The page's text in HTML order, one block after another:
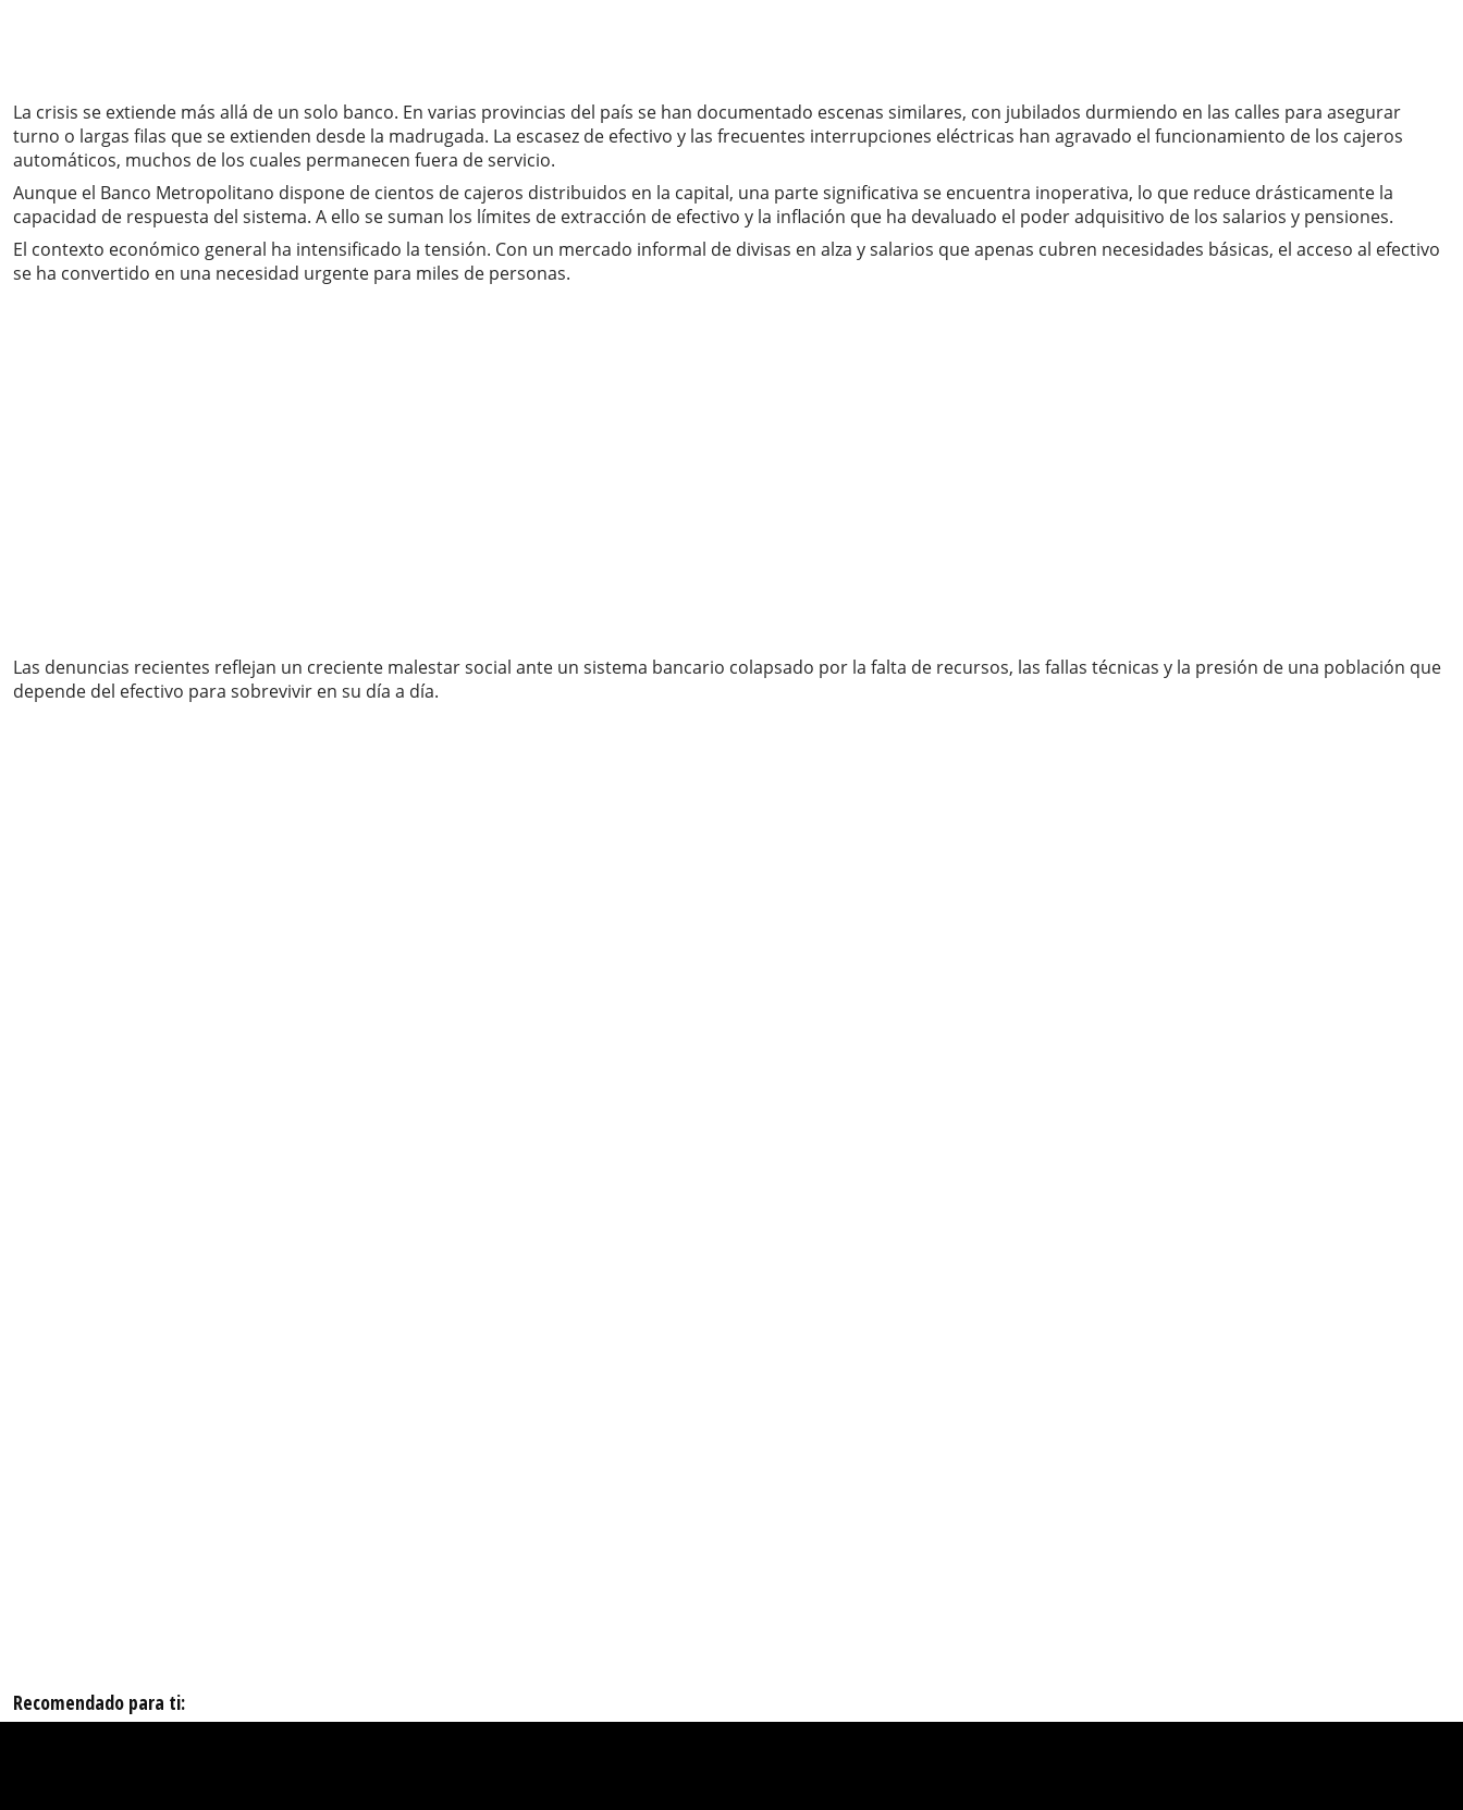
La crisis se extiende más allá de un solo banco. En varias provincias del país se han documentado escenas similares, con jubilados durmiendo en las calles para asegurar
turno o largas filas que se extienden desde la madrugada. La escasez de efectivo y las frecuentes interrupciones eléctricas han agravado el funcionamiento de los cajeros
automáticos, muchos de los cuales permanecen fuera de servicio.
Aunque el Banco Metropolitano dispone de cientos de cajeros distribuidos en la capital, una parte significativa se encuentra inoperativa, lo que reduce drásticamente la
capacidad de respuesta del sistema. A ello se suman los límites de extracción de efectivo y la inflación que ha devaluado el poder adquisitivo de los salarios y pensiones.
El contexto económico general ha intensificado la tensión. Con un mercado informal de divisas en alza y salarios que apenas cubren necesidades básicas, el acceso al efectivo
se ha convertido en una necesidad urgente para miles de personas.
Las denuncias recientes reflejan un creciente malestar social ante un sistema bancario colapsado por la falta de recursos, las fallas técnicas y la presión de una población que
depende del efectivo para sobrevivir en su día a día.
Recomendado para ti: